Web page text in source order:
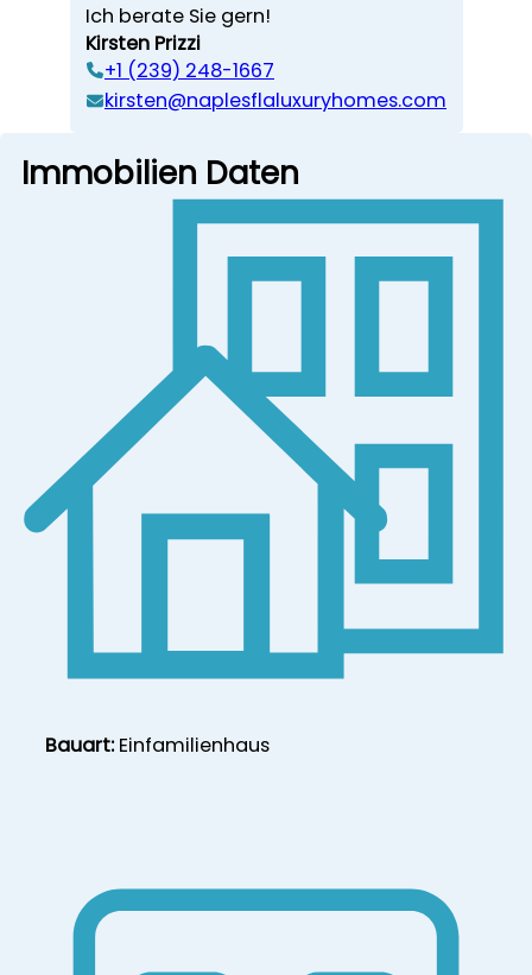
Ich berate Sie gern!
Kirsten Prizzi
‭+1 (239) 248-1667‬
kirsten@naplesflaluxuryhomes.com
Immobilien Daten
Bauart:Einfamilienhaus